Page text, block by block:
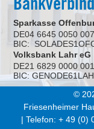
Sparkasse
DE04 6645 0050
BIC:
Volksbank Lahr eG
DE21 6829 0000
BIC: GENODE61LAH
©
Friesenheimer
| Telefon: + 49 (0)